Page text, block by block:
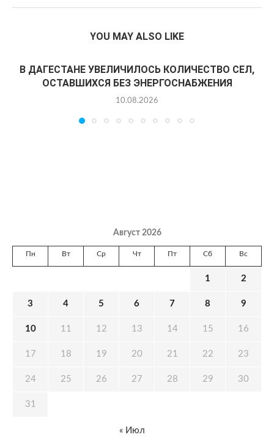
YOU MAY ALSO LIKE
В ДАГЕСТАНЕ УВЕЛИЧИЛОСЬ КОЛИЧЕСТВО СЕЛ,
ОСТАВШИХСЯ БЕЗ ЭНЕРГОСНАБЖЕНИЯ
10.08.2026
Август 2026
Пн Вт Ср Чт Пт Сб Вс
1 2
3 4 5 6 7 8 9
10 11 12 13 14 15 16
17 18 19 20 21 22 23
24 25 26 27 28 29 30
31
« Июл